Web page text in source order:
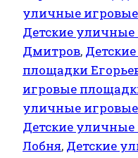
СПОРТ
Классик
0.9
(люкс,
качели-
гнездо
80см)
уличные
Детские
Дмитров,
площадки
игровые
уличные
Детские
Лобня, Детские